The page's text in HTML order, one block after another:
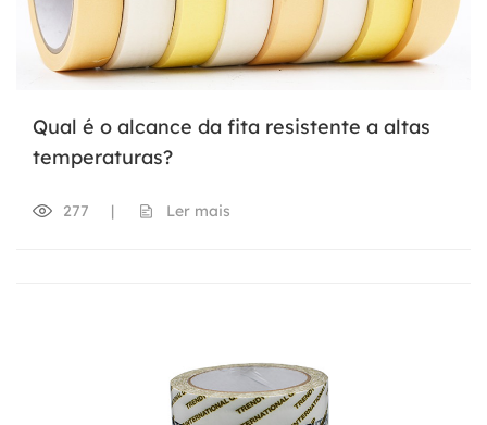
Qual é o alcance da fita resistente a altas
temperaturas?
277 | Ler mais